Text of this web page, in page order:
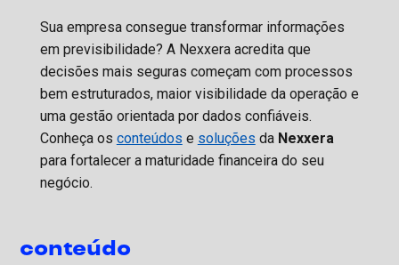
Sua empresa consegue transformar informações
em previsibilidade? A Nexxera acredita que
decisões mais seguras começam com processos
bem estruturados, maior visibilidade da operação e
uma gestão orientada por dados confiáveis.
Conheça os conteúdos e soluções da Nexxera
para fortalecer a maturidade financeira do seu
negócio.
conteúdo